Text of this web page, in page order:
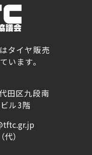
タイヤ販売
います。
田区九段南
ル3階
）